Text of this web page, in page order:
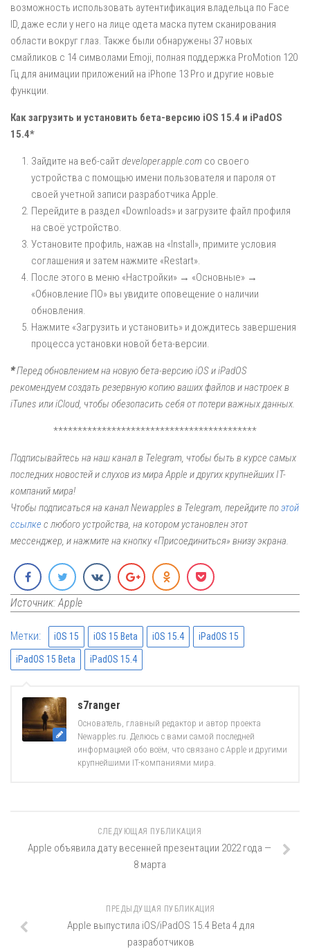
возможность использовать аутентификация владельца по Face
ID, даже если у него на лице одета маска путем сканирования
области вокруг глаз. Также были обнаружены 37 новых
смайликов с 14 символами Emoji, полная поддержка ProMotion 120
Гц для анимации приложений на iPhone 13 Pro и другие новые
функции.
Как загрузить и установить бета-версию iOS 15.4 и iPadOS
15.4*
Зайдите на веб-сайтdeveloper.apple.com со своего
устройства с помощью имени пользователя и пароля от
своей учетной записи разработчика Apple
Перейдите в раздел «Downloads» и загрузите файл профиля
на своё устройство.
Установите профиль, нажав на «Install», примите условия
соглашения и затем нажмите «Restart».
После этого в меню «Настройки» → «Основные» →
«Обновление ПО» вы увидите оповещение о наличии
обновления.
Нажмите «Загрузить и установить» и дождитесь завершения
процесса установки новой бета-версии.
*Перед обновлением на новую бета-версию iOS и iPadOS
рекомендуем создать резервную копию ваших файлов и настроек в
iTunes или iCloud, чтобы обезопасить себя от потери важных данных.
******************************************
Подписывайтесь на наш канал в Telegram, чтобы быть в курсе самых
последних новостей и слухов из мира Apple и других крупнейших IT-
компаний мира!
Чтобы подписаться на канал Newapples в Telegram, перейдите поэтой
ссылке с любого устройства, на котором установлен этот
мессенджер, и нажмите на кнопку «Присоединиться» внизу экрана.
Источник: Apple
Метки: iOS 15 iOS 15 Beta iOS 15.4 iPadOS 15
iPadOS 15 Beta iPadOS 15.4
s7ranger
Основатель, главный редактор и автор проекта
Newapples.ru. Делюсь с вами самой последней
информацией обо всём, что связано с Apple и другими
крупнейшими IT-компаниями мира.
СЛЕДУЮЩАЯ ПУБЛИКАЦИЯ
Apple объявила дату весенней презентации 2022 года —
8 марта
ПРЕДЫДУЩАЯ ПУБЛИКАЦИЯ
Apple выпустила iOS/iPadOS 15.4 Beta 4 для
разработчиков